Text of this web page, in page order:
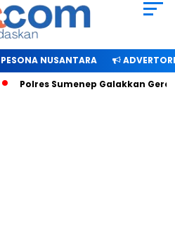
NUSANTARA
Polres Sumenep Galakkan